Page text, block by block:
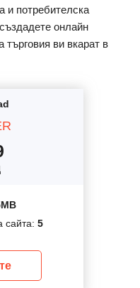
и потребителска
онлайн
търговия ви вкарат в
сайта: 5